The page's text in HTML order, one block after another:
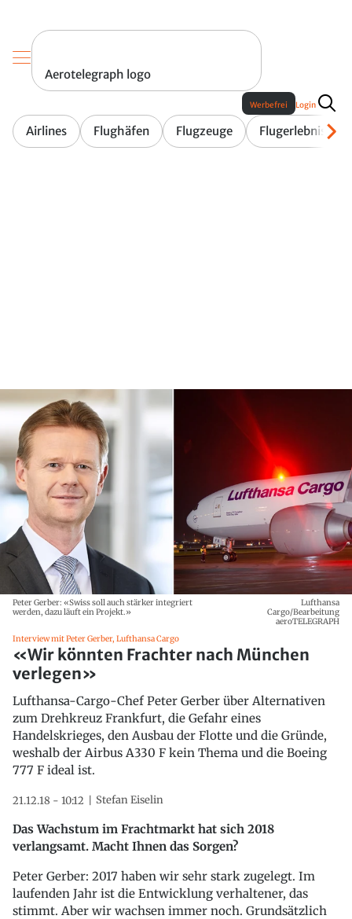
Aerotelegraph logo
Airlines Flughäfen Flugzeuge Flugerlebnis
Werbefrei Login
Peter Gerber: «Swiss soll auch stärker integriert
werden, dazu läuft ein Projekt.»
Lufthansa
Cargo/Bearbeitung
aeroTELEGRAPH
Interview mit Peter Gerber, Lufthansa Cargo
«Wir könnten Frachter nach München
verlegen»
Lufthansa-Cargo-Chef Peter Gerber über Alternativen
zum Drehkreuz Frankfurt, die Gefahr eines
Handelskrieges, den Ausbau der Flotte und die Gründe,
weshalb der Airbus A330 F kein Thema und die Boeing
777 F ideal ist.
21.12.18 - 10:12 Stefan Eiselin
Das Wachstum im Frachtmarkt hat sich 2018
verlangsamt. Macht Ihnen das Sorgen?
Peter Gerber: 2017 haben wir sehr stark zugelegt. Im
laufenden Jahr ist die Entwicklung verhaltener, das
stimmt. Aber wir wachsen immer noch. Grundsätzlich